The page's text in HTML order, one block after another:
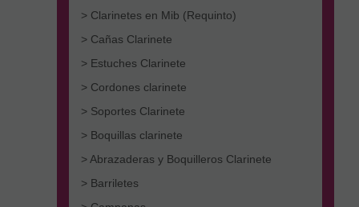
> Clarinetes en Mib (Requinto)
> Cañas Clarinete
> Estuches Clarinete
> Cordones clarinete
> Soportes Clarinete
> Boquillas clarinete
> Abrazaderas y Boquilleros Clarinete
> Barriletes